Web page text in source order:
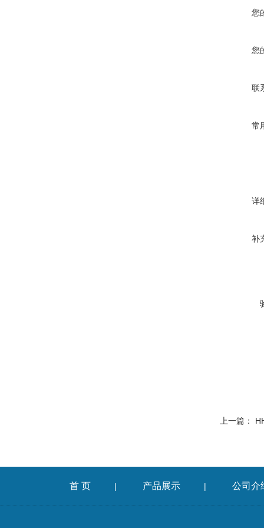
您
您
联
常
详
补
上一篇：
首 页 | 产品展示 | 公司介